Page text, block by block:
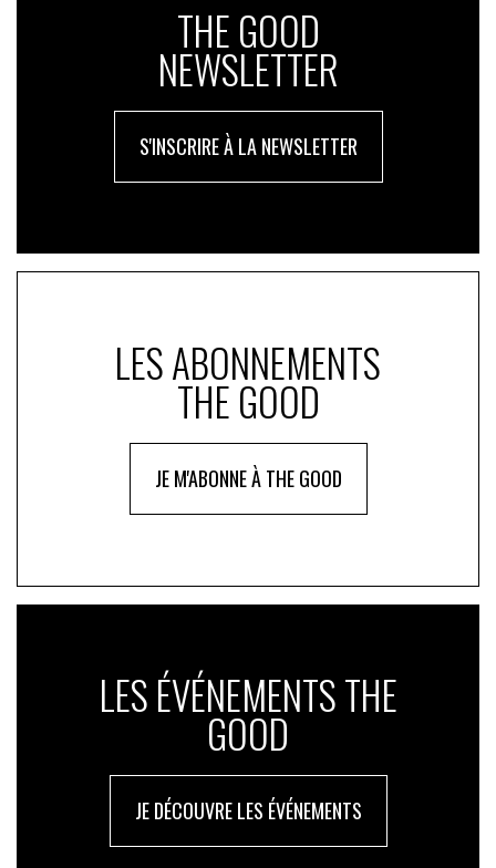
THE GOOD
NEWSLETTER
S'INSCRIRE À LA NEWSLETTER
LES ABONNEMENTS
THE GOOD
JE M'ABONNE À THE GOOD
LES ÉVÉNEMENTS THE
GOOD
JE DÉCOUVRE LES ÉVÉNEMENTS